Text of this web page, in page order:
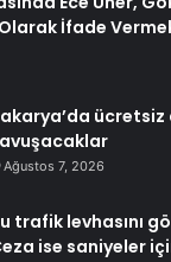
İfade
Ağustos 7, 2026
trafik levhasını
ise saniyeler